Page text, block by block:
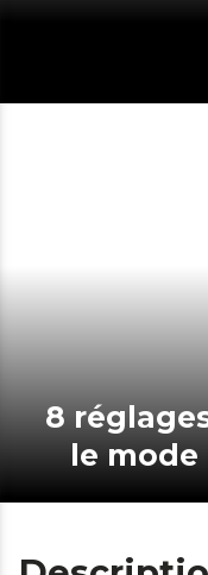
8 réglages de pression avec
le